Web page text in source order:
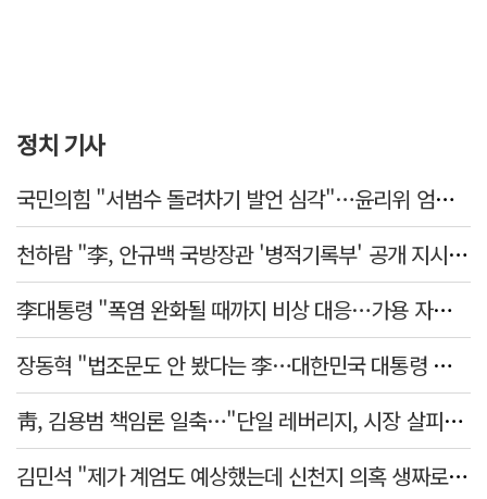
정치 기사
국민의힘 "서범수 돌려차기 발언 심각"…윤리위 엄중 조치 의견 모아
천하람 "李, 안규백 국방장관 '병적기록부' 공개 지시해야"
李대통령 "폭염 완화될 때까지 비상 대응…가용 자원 총동원"
장동혁 "법조문도 안 봤다는 李…대한민국 대통령 맞나, 역대급 망언"
靑, 김용범 책임론 일축…"단일 레버리지, 시장 살피고 대책 챙길 때"
김민석 "제가 계엄도 예상했는데 신천지 의혹 생짜로 말했겠나"